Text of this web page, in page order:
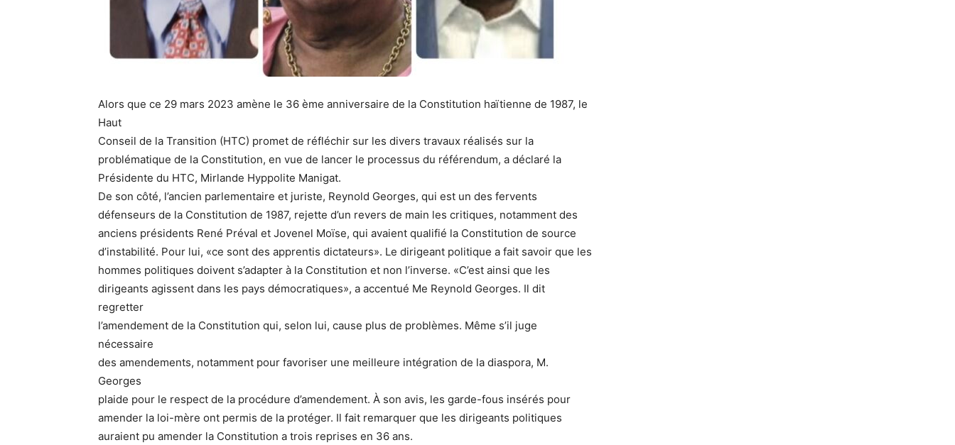
Alors que ce 29 mars 2023 amène le 36 ème anniversaire de la Constitution haïtienne de 1987, le
Haut
Conseil de la Transition (HTC) promet de réfléchir sur les divers travaux réalisés sur la
problématique de la Constitution, en vue de lancer le processus du référendum, a déclaré la
Présidente du HTC, Mirlande Hyppolite Manigat.
De son côté, l’ancien parlementaire et juriste, Reynold Georges, qui est un des fervents
défenseurs de la Constitution de 1987, rejette d’un revers de main les critiques, notamment des
anciens présidents René Préval et Jovenel Moïse, qui avaient qualifié la Constitution de source
d’instabilité. Pour lui, «ce sont des apprentis dictateurs». Le dirigeant politique a fait savoir que les
hommes politiques doivent s’adapter à la Constitution et non l’inverse. «C’est ainsi que les
dirigeants agissent dans les pays démocratiques», a accentué Me Reynold Georges. Il dit
regretter
l’amendement de la Constitution qui, selon lui, cause plus de problèmes. Même s’il juge
nécessaire
des amendements, notamment pour favoriser une meilleure intégration de la diaspora, M.
Georges
plaide pour le respect de la procédure d’amendement. À son avis, les garde-fous insérés pour
amender la loi-mère ont permis de la protéger. Il fait remarquer que les dirigeants politiques
auraient pu amender la Constitution a trois reprises en 36 ans.